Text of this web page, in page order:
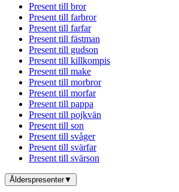
Present till bror
Present till farbror
Present till farfar
Present till fästman
Present till gudson
Present till killkompis
Present till make
Present till morbror
Present till morfar
Present till pappa
Present till pojkvän
Present till son
Present till svåger
Present till svärfar
Present till svärson
Ålderspresenter▼